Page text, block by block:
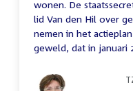
wonen. De
lid Van den Hil over
nemen in het
geweld, dat in januari